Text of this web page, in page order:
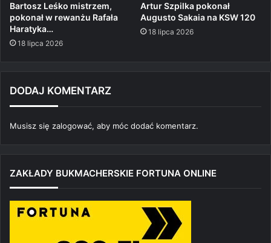
Bartosz Leśko mistrzem,
pokonał w rewanżu Rafała
Haratyka…
18 lipca 2026
Artur Szpilka pokonał
Augusto Sakaia na KSW 120
18 lipca 2026
DODAJ KOMENTARZ
Musisz się zalogować, aby móc dodać komentarz.
ZAKŁADY BUKMACHERSKIE FORTUNA ONLINE